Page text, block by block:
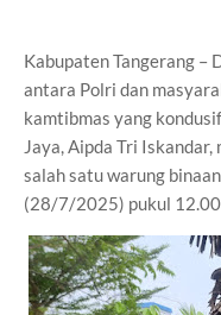
Kabupaten Tangerang –
antara Polri dan
kamtibmas yang
Jaya, Aipda Tri
salah satu warung
(28/7/2025) pukul